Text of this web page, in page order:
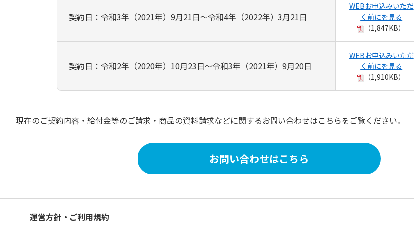
契約日：令和3年（2021年）9月21日～令和4年（2022年）3月21日
WEBお申込みいただ
く前にを見る
（1,847KB）
契約日：令和2年（2020年）10月23日～令和3年（2021年）9月20日
WEBお申込みいただ
く前にを見る
（1,910KB）
現在のご契約内容・給付金等のご請求・商品の資料請求などに関するお問い合わせはこちらをご覧ください。
お問い合わせはこちら
運営方針・ご利用規約